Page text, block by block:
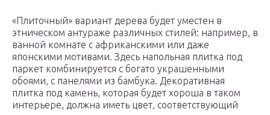
«Плиточный» вариант дерева будет уместен в
этническом антураже различных стилей: например, в
ванной комнате с африканскими или даже
японскими мотивами. Здесь напольная плитка под
паркет комбинируется с богато украшенными
обоями, с панелями из бамбука. Декоративная
плитка под камень, которая будет хороша в таком
интерьере, должна иметь цвет, соответствующий